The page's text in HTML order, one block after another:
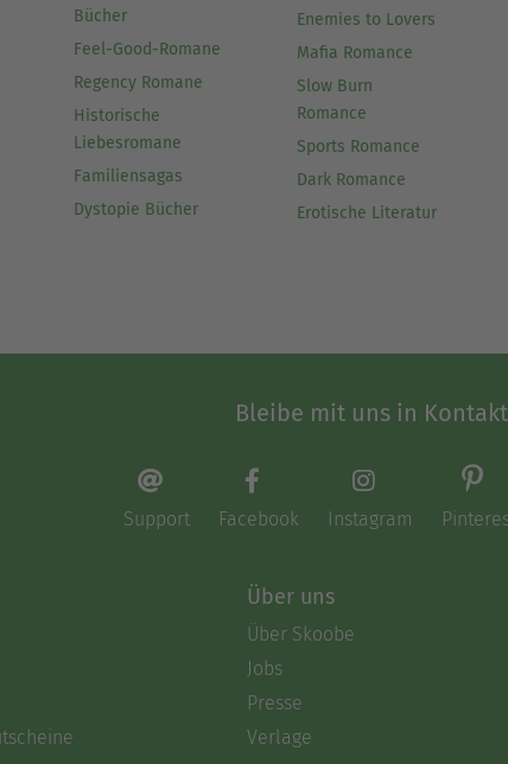
Bücher
Feel-Good-Romane
Regency Romane
Historische
Liebesromane
Familiensagas
Dystopie Bücher
Enemies to Lovers
Mafia Romance
Slow Burn
Romance
Sports Romance
Dark Romance
Erotische Literatur
Bleibe mit uns in Kontakt
Support Facebook Instagram
Über uns
Über Skoobe
Jobs
Presse
Verlage